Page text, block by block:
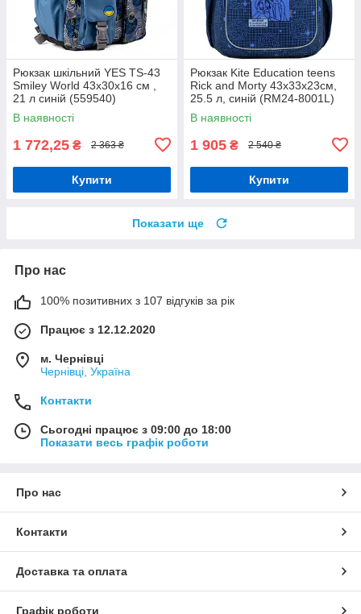
Рюкзак шкільний YES TS-43
Smiley World 43x30x16 см ,
21 л синій (559540)
В наявності
1 772,25 ₴ 2 363 ₴
Купити
Рюкзак Kite Education teens
Rick and Morty 43x33x23см,
25.5 л, синій (RM24-8001L)
В наявності
1 905 ₴ 2 540 ₴
Купити
Показати ще
Про нас
100% позитивних з 107 відгуків за рік
Працює з 12.12.2020
м. Чернівці
Чернівці, Україна
Контакти
Сьогодні працює з 09:00 до 18:00
Показати весь графік роботи
Про нас
Контакти
Доставка та оплата
Графік роботи